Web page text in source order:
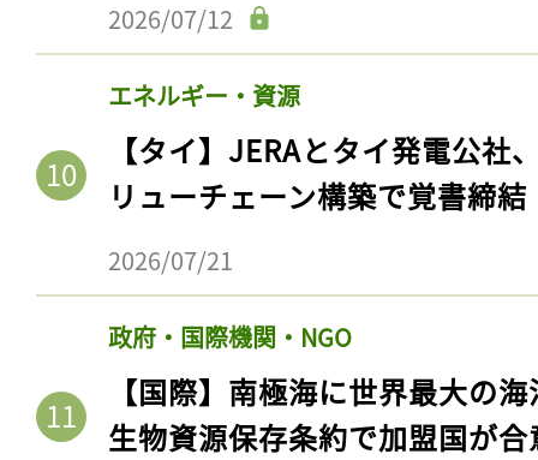
2026/07/12
エネルギー・資源
【タイ】JERAとタイ発電公社
リューチェーン構築で覚書締結
2026/07/21
政府・国際機関・NGO
【国際】南極海に世界最大の
生物資源保存条約で加盟国が合